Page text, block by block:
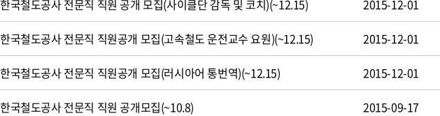
한국철도공사 전문직 직원 공개 모집(사이클단 감독 및 코치)(~12.15) 2015-12-01
한국철도공사 전문직 직원공개 모집(고속철도 운전교수 요원)(~12.15) 2015-12-01
한국철도공사 전문직 직원공개 모집(러시아어 통번역)(~12.15) 2015-12-01
한국철도공사 전문직 직원 공개모집(~10.8) 2015-09-17